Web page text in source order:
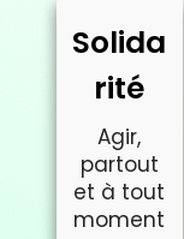
Solida
rité
Agir,
partout
et à tout
moment